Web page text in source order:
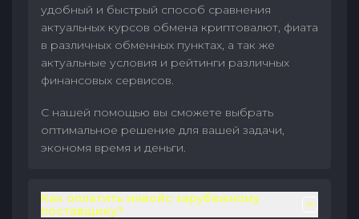
удобный и быстрый способ сравнения
актуальных курсов обмена криптовалют, фиата
в различных обменных пунктах, а так же
актуальные условия и рейтинги различных
финансовых сервисов.
С нашей помощью вы сможете выбрать
оптимальное решение для вашей задачи,
экономя время и деньги.
Как оплатить инвойс зарубежному
поставщику?